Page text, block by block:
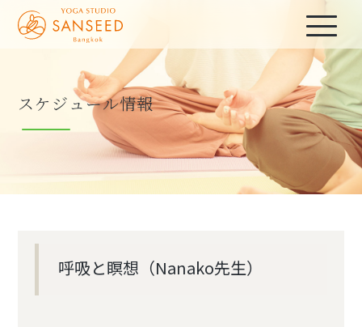
スケジュール情報
呼吸と瞑想（Nanako先生）